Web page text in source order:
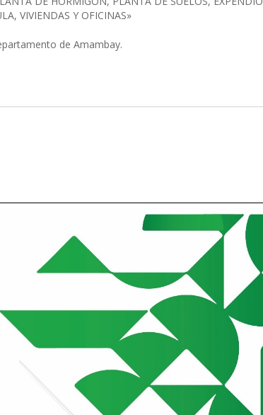
VIVIENDAS Y OFICINAS»
de Amambay.